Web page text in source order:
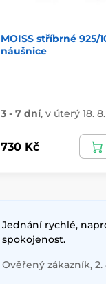
MOISS stříbrné 925/
náušnice
3 - 7 dní, v úterý 18.
730 Kč
Jednání rychlé,
spokojenost.
Ověřený zákazník, 2.